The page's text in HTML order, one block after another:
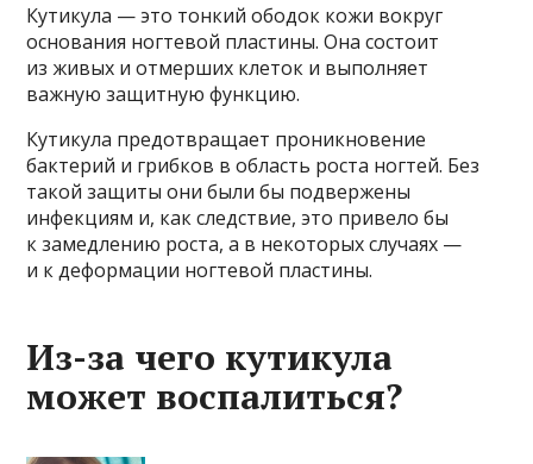
Кутикула — это тонкий ободок кожи вокруг
основания ногтевой пластины. Она состоит
из живых и отмерших клеток и выполняет
важную защитную функцию.
Кутикула предотвращает проникновение
бактерий и грибков в область роста ногтей. Без
такой защиты они были бы подвержены
инфекциям и, как следствие, это привело бы
к замедлению роста, а в некоторых случаях —
и к деформации ногтевой пластины.
Из-за чего кутикула
может воспалиться?